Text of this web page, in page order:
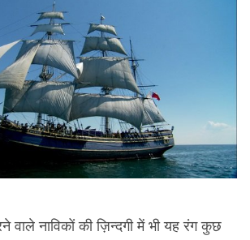
वाले नाविकों की ज़िन्दगी में भी यह रंग कुछ